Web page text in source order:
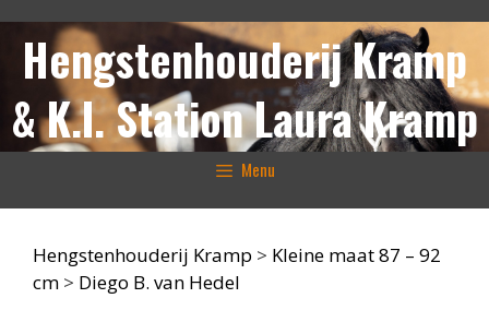
naar
inhoud
Hengstenhouderij Kramp
& K.I. Station Laura Kramp
Menu
Hengstenhouderij Kramp > Kleine maat 87 – 92
cm > Diego B. van Hedel